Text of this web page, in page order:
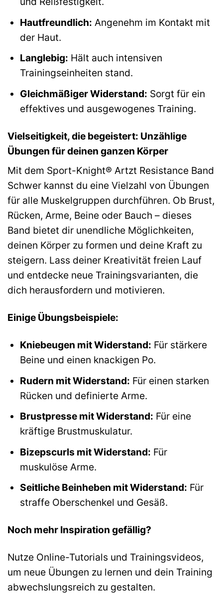
Hautfreundlich: Angenehm im Kontakt mit
der Haut.
Langlebig: Hält auch intensiven
Trainingseinheiten stand.
Gleichmäßiger Widerstand: Sorgt für ein
effektives und ausgewogenes Training.
Vielseitigkeit, die begeistert: Unzählige
Übungen für deinen ganzen Körper
Mit dem Sport-Knight® Artzt Resistance Band
Schwer kannst du eine Vielzahl von Übungen
für alle Muskelgruppen durchführen. Ob Brust,
Rücken, Arme, Beine oder Bauch – dieses
Band bietet dir unendliche Möglichkeiten,
deinen Körper zu formen und deine Kraft zu
steigern. Lass deiner Kreativität freien Lauf
und entdecke neue Trainingsvarianten, die
dich herausfordern und motivieren.
Einige Übungsbeispiele:
Kniebeugen mit Widerstand: Für stärkere
Beine und einen knackigen Po.
Rudern mit Widerstand: Für einen starken
Rücken und definierte Arme.
Brustpresse mit Widerstand: Für eine
kräftige Brustmuskulatur.
Bizepscurls mit Widerstand: Für
muskulöse Arme.
Seitliche Beinheben mit Widerstand: Für
straffe Oberschenkel und Gesäß.
Noch mehr Inspiration gefällig?
Nutze Online-Tutorials und Trainingsvideos,
um neue Übungen zu lernen und dein Training
abwechslungsreich zu gestalten.